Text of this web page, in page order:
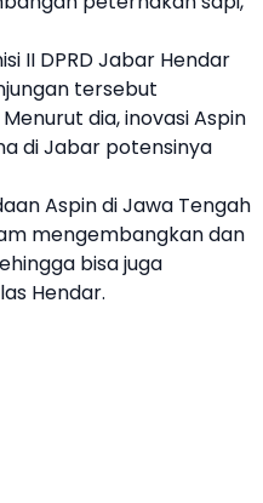
II DPRD Jabar Hendar
tersebut
dia, inovasi Aspin
di Jabar potensinya
Aspin di Jawa Tengah
mengembangkan dan
bisa juga
Hendar.